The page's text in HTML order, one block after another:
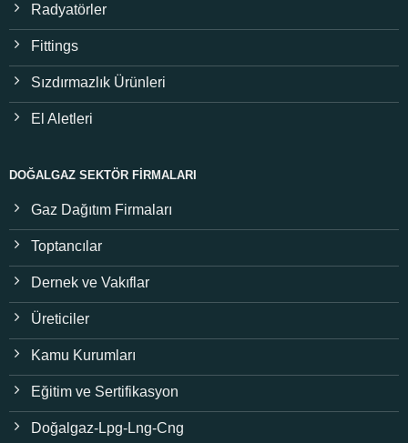
Radyatörler
Fittings
Sızdırmazlık Ürünleri
El Aletleri
DOĞALGAZ SEKTÖR FIRMALARI
Gaz Dağıtım Firmaları
Toptancılar
Dernek ve Vakıflar
Üreticiler
Kamu Kurumları
Eğitim ve Sertifikasyon
Doğalgaz-Lpg-Lng-Cng